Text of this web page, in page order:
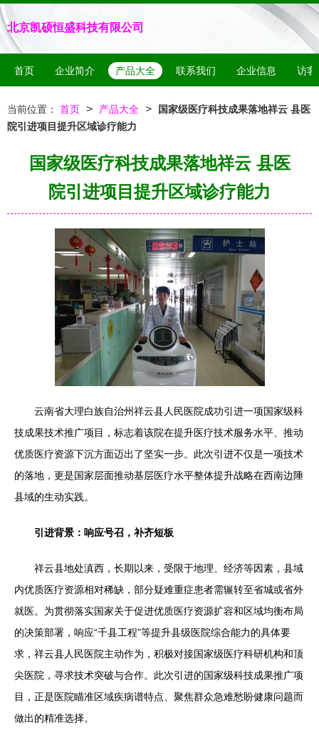
北京凯硕恒盛科技有限公司
首页 企业简介 产品大全 联系我们 企业信息 访客
当前位置： 首页 > 产品大全 >
国家级医疗科技成果落地祥云 县医
院引进项目提升区域诊疗能力
国家级医疗科技成果落地祥云 县医
院引进项目提升区域诊疗能力
云南省大理白族自治州祥云县人民医院成功引进一项国家级科
技成果技术推广项目，标志着该院在提升医疗技术服务水平、推动
优质医疗资源下沉方面迈出了坚实一步。此次引进不仅是一项技术
的落地，更是国家层面推动基层医疗水平整体提升战略在西南边陲
县域的生动实践。
引进背景：响应号召，补齐短板
祥云县地处滇西，长期以来，受限于地理、经济等因素，县域
内优质医疗资源相对稀缺，部分疑难重症患者需辗转至省城或省外
就医。为贯彻落实国家关于促进优质医疗资源扩容和区域均衡布局
的决策部署，响应“千县工程”等提升县级医院综合能力的具体要
求，祥云县人民医院主动作为，积极对接国家级医疗科研机构和顶
尖医院，寻求技术突破与合作。此次引进的国家级科技成果推广项
目，正是医院瞄准区域疾病谱特点、聚焦群众急难愁盼健康问题而
做出的精准选择。